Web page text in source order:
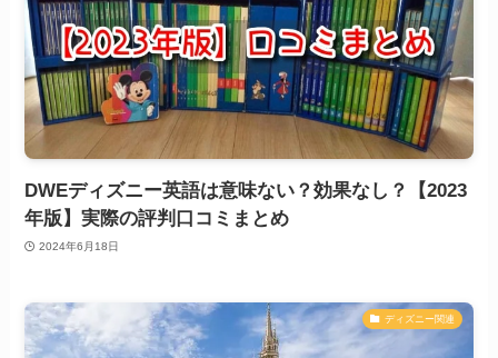
DWEディズニー英語は意味ない？効果なし？【2023
年版】実際の評判口コミまとめ
2024年6月18日
ディズニー関連